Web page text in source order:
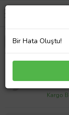
Pirge
950,
Kargo
Bir Hata Oluştu!